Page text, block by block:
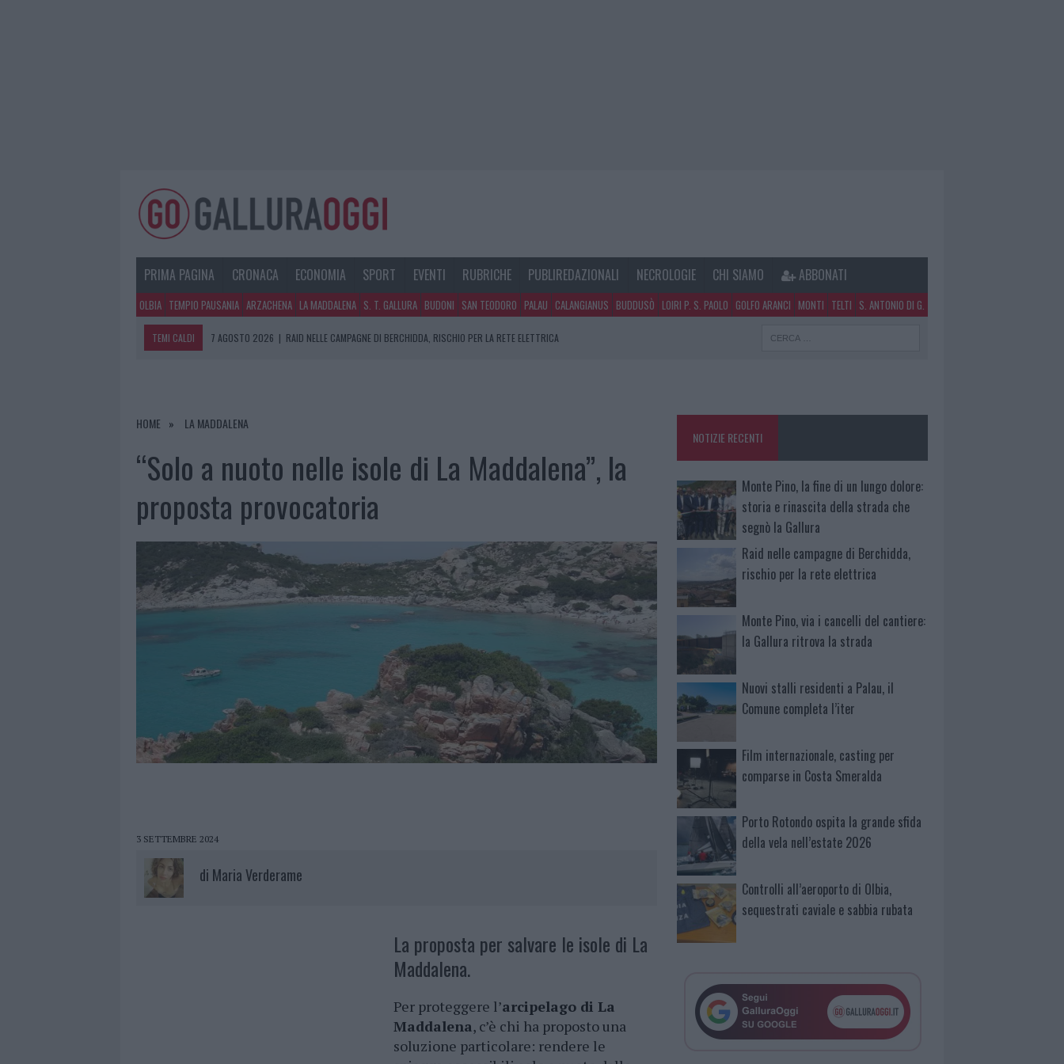
PRIMA PAGINA CRONACA ECONOMIA SPORT EVENTI RUBRICHE PUBLIREDAZIONALI NECROLOGIE CHI SIAMO ABBONATI
OLBIA TEMPIO PAUSANIA ARZACHENA LA MADDALENA S. T. GALLURA BUDONI SAN TEODORO PALAU CALANGIANUS BUDDUSÒ LOIRI P. S. PAOLO GOLFO ARANCI MONTI TELTI S. ANTONIO DI G.
TEMI CALDI 7 AGOSTO 2026 | RAID NELLE CAMPAGNE DI BERCHIDDA, RISCHIO PER LA RETE ELETTRICA
7 AGOSTO 2026 | FILM INTERNAZIONALE, CASTING PER COMPARSE IN COSTA SMERALDA
HOME LA MADDALENA
“Solo a nuoto nelle isole di La Maddalena”, la
proposta provocatoria
3 SETTEMBRE 2024
di Maria Verderame
La proposta per salvare le isole di La
Maddalena.
Per proteggere l’arcipelago di La
Maddalena, c’è chi ha proposto una
soluzione particolare: rendere le
NOTIZIE RECENTI
Monte Pino, la fine di un lungo dolore:
storia e rinascita della strada che
segnò la Gallura
Raid nelle campagne di Berchidda,
rischio per la rete elettrica
Monte Pino, via i cancelli del cantiere:
la Gallura ritrova la strada
Nuovi stalli residenti a Palau, il
Comune completa l’iter
Film internazionale, casting per
comparse in Costa Smeralda
Porto Rotondo ospita la grande sfida
della vela nell’estate 2026
Controlli all’aeroporto di Olbia,
sequestrati caviale e sabbia rubata